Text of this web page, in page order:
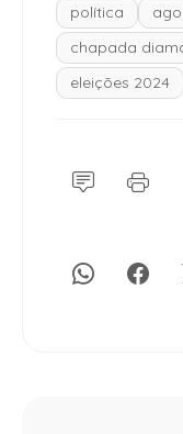
política
chapada
eleições 2024